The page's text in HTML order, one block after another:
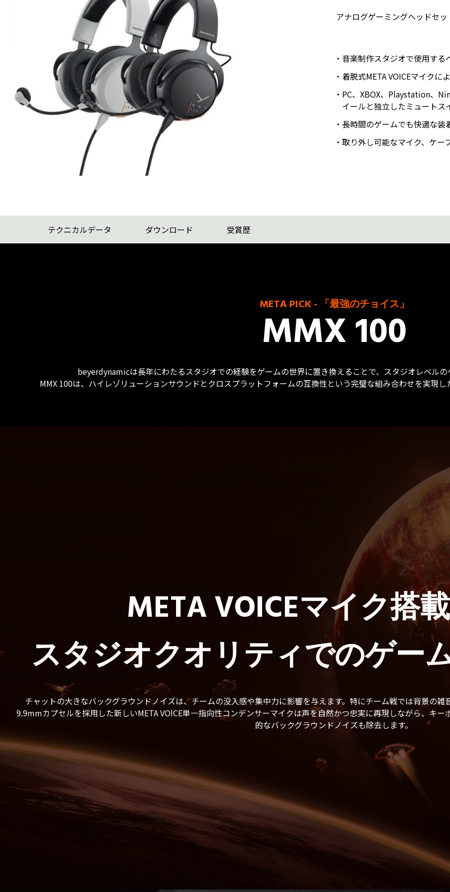
アナログゲーミングヘッドセッ
音楽制作スタジオで使用する
着脱式META VOICEマイクに
PC、XBOX、Playstation、
イールと独立したミュート
長時間のゲームでも快適な装
取り外し可能なマイク、ケー
テクニカルデータ ダウンロード 受賞歴
META PICK - 「最強のチョイス」
MMX 100
beyerdynamicは長年にわたるスタジオでの経験をゲームの世界に置き換えることで、スタジオレベルの
MMX 100は、ハイレゾリューションサウンドとクロスプラットフォームの互換性という完璧な組み合わせを実現し
META VOICEマイク搭
スタジオクオリティでのゲー
チャットの大きなバックグラウンドノイズは、チームの没入感や集中力に影響を与えます。特にチーム戦では背景の雑
9.9mmカプセルを採用した新しいMETA VOICE単一指向性コンデンサーマイクは声を自然かつ忠実に再現しながら、キ
的なバックグラウンドノイズも除去します。